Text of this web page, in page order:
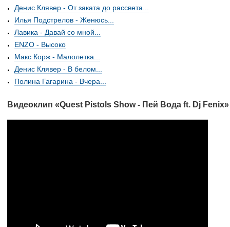
Денис Клявер - От заката до рассвета...
Илья Подстрелов - Женюсь...
Лавика - Давай со мной...
ENZO - Высоко
Макс Корж - Малолетка...
Денис Клявер - В белом...
Полина Гагарина - Вчера...
Видеоклип «Quest Pistols Show - Пей Вода ft. Dj Fenix»